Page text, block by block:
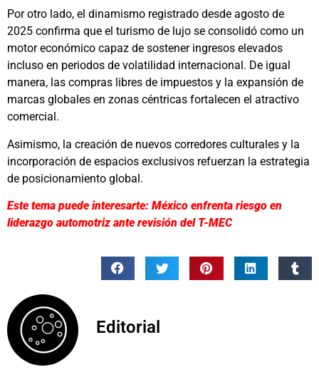
Por otro lado, el dinamismo registrado desde agosto de
2025 confirma que el turismo de lujo se consolidó como un
motor económico capaz de sostener ingresos elevados
incluso en periodos de volatilidad internacional. De igual
manera, las compras libres de impuestos y la expansión de
marcas globales en zonas céntricas fortalecen el atractivo
comercial.
Asimismo, la creación de nuevos corredores culturales y la
incorporación de espacios exclusivos refuerzan la estrategia
de posicionamiento global.
Este tema puede interesarte: México enfrenta riesgo en
liderazgo automotriz ante revisión del T-MEC
Editorial